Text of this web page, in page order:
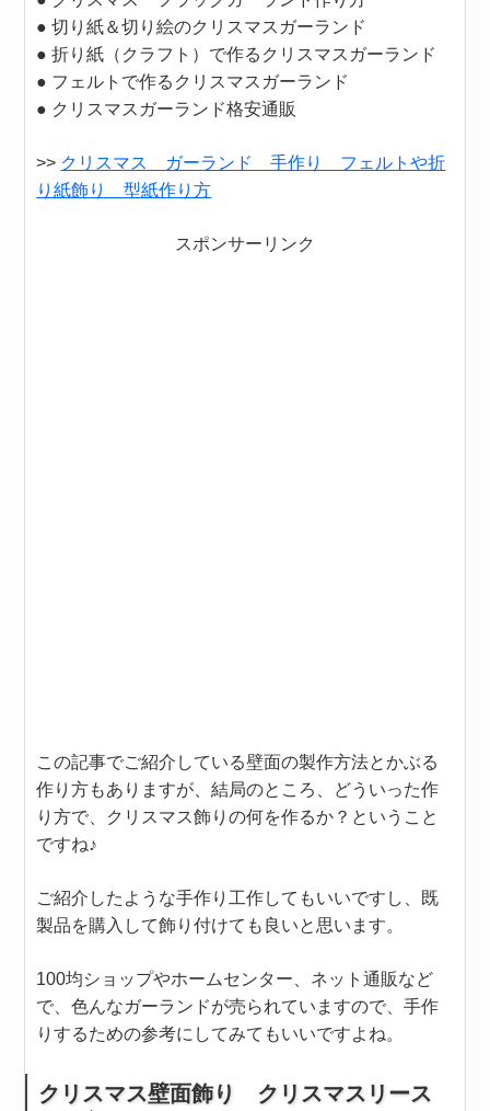
● 切り紙＆切り絵のクリスマスガーランド
● 折り紙（クラフト）で作るクリスマスガーランド
● フェルトで作るクリスマスガーランド
● クリスマスガーランド格安通販
>> クリスマス ガーランド 手作り フェルトや折
り紙飾り 型紙作り方
スポンサーリンク
この記事でご紹介している壁面の製作方法とかぶる
作り方もありますが、結局のところ、どういった作
り方で、クリスマス飾りの何を作るか？ということ
ですね♪
ご紹介したような手作り工作してもいいですし、既
製品を購入して飾り付けても良いと思います。
100均ショップやホームセンター、ネット通販など
で、色んなガーランドが売られていますので、手作
りするための参考にしてみてもいいですよね。
クリスマス壁面飾り クリスマスリース